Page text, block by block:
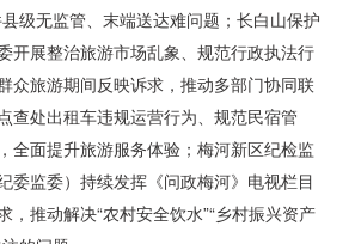
级无监管、末端送达难问题；长白山保护
开展整治旅游市场乱象、规范行政执法行
众旅游期间反映诉求，推动多部门协同联
查处出租车违规运营行为、规范民宿管
全面提升旅游服务体验；梅河新区纪检监
委监委）持续发挥《问政梅河》电视栏目
，推动解决“农村安全饮水”“乡村振兴资产